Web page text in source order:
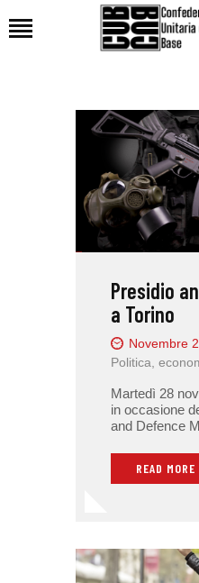
HOME
CHI SIAMO
SEDI
NEWS
PODCAST CUB
INTERNAZIONALE
RASSEGNA STAMPA
Presidio
a Torino
Novembre
Politica,
Martedì 28
in occasione
and Defence
READ MORE